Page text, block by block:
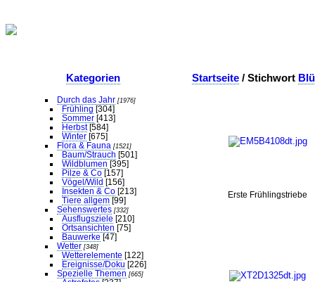
Kategorien
Durch das Jahr [1976]
Frühling [304]
Sommer [413]
Herbst [584]
Winter [675]
Flora & Fauna [1521]
Baum/Strauch [501]
Wildblumen [395]
Pilze & Co [157]
Vögel/Wild [156]
Insekten & Co [213]
Tiere allgem [99]
Sehenswertes [332]
Ausflugsziele [210]
Ortsansichten [75]
Bauwerke [47]
Wetter [348]
Wetterelemente [122]
Ereignisse/Doku [226]
Spezielle Themen [665]
Startseite/ Stichwort
Erste Frühlingstriebe